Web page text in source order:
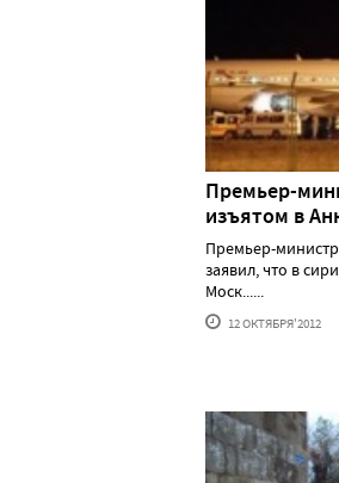
Премьер-
изъятом в
Премьер-
заявил, что в
Моск......
12 ОКТЯБРЯ'2012